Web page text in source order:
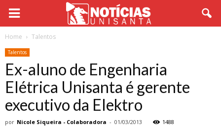
Home Talentos
Talentos
Ex-aluno de Engenharia
Elétrica Unisanta é gerente
executivo da Elektro
por Nicole Siqueira - Colaboradora - 01/03/2013 1488